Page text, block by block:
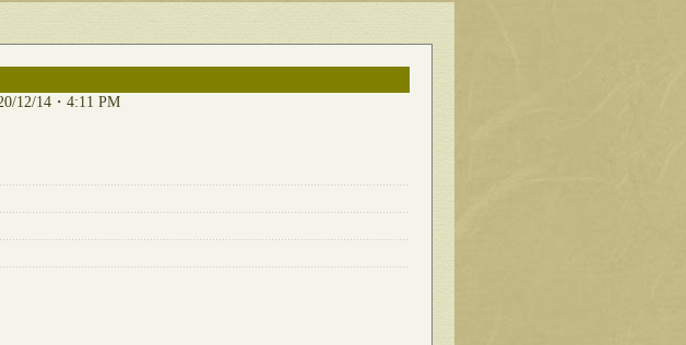
12/14・4:11 PM